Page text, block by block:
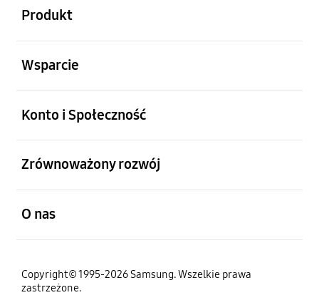
Produkt
Wsparcie
Konto i Społeczność
Zrównoważony rozwój
O nas
Copyright© 1995-2026 Samsung. Wszelkie prawa
zastrzeżone.